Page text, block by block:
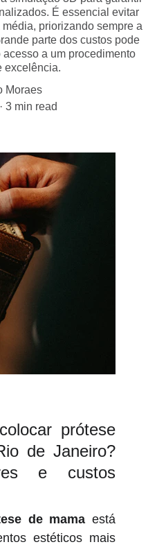
É essencial evitar
priorizando sempre a
parte dos custos pode
a um procedimento
excelência.
Moraes
3 min read
prótese
de Janeiro?
e custos
de mama está
estéticos mais